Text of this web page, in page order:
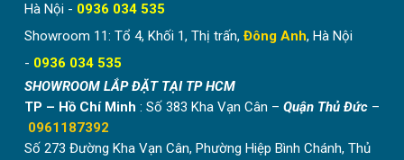
Hà Nội - 0936 034 535
Showroom 11: Tổ 4, Khối 1, Thị trấn, Đông Anh, Hà Nội
- 0936 034 535
SHOWROOM LẮP ĐẶT TẠI TP HCM
TP – Hồ Chí Minh : Số 383 Kha Vạn Cân – Quận Thủ Đức –
0961187392
Số 273 Đường Kha Vạn Cân, Phường Hiệp Bình Chánh, Thủ